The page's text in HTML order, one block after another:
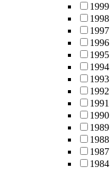
1999
1998
1997
1996
1995
1994
1993
1992
1991
1990
1989
1988
1987
1984